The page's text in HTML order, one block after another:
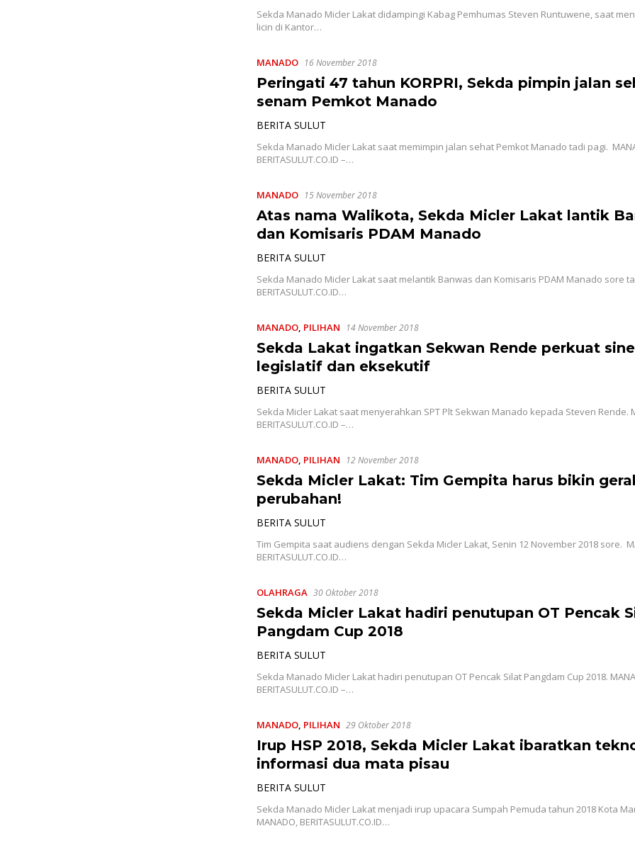
Sekda Manado Micler Lakat didampingi Kabag Pemhumas Steven Runtuwene, saat
licin di Kantor…
MANADO 16 November 2018
Peringati 47 tahun KORPRI, Sekda pimpin jalan
senam Pemkot Manado
BERITA SULUT
Sekda Manado Micler Lakat saat memimpin jalan sehat Pemkot Manado tadi pagi.
BERITASULUT.CO.ID –…
MANADO 15 November 2018
Atas nama Walikota, Sekda Micler Lakat lantik
dan Komisaris PDAM Manado
BERITA SULUT
Sekda Manado Micler Lakat saat melantik Banwas dan Komisaris PDAM Manado sore
BERITASULUT.CO.ID…
MANADO, PILIHAN 14 November 2018
Sekda Lakat ingatkan Sekwan Rende perkuat
legislatif dan eksekutif
BERITA SULUT
Sekda Micler Lakat saat menyerahkan SPT Plt Sekwan Manado kepada Steven Rende.
BERITASULUT.CO.ID –…
MANADO, PILIHAN 12 November 2018
Sekda Micler Lakat: Tim Gempita harus bikin
perubahan!
BERITA SULUT
Tim Gempita saat audiens dengan Sekda Micler Lakat, Senin 12 November 2018 sore.
BERITASULUT.CO.ID…
OLAHRAGA 30 Oktober 2018
Sekda Micler Lakat hadiri penutupan OT Pencak
Pangdam Cup 2018
BERITA SULUT
Sekda Manado Micler Lakat hadiri penutupan OT Pencak Silat Pangdam Cup 2018.
BERITASULUT.CO.ID –…
MANADO, PILIHAN 29 Oktober 2018
Irup HSP 2018, Sekda Micler Lakat ibaratkan
informasi dua mata pisau
BERITA SULUT
Sekda Manado Micler Lakat menjadi irup upacara Sumpah Pemuda tahun 2018 Kota
MANADO, BERITASULUT.CO.ID…